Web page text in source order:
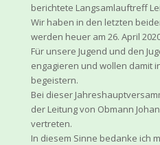
berichtete Langsamlauftreff
Wir haben in den letzten
werden heuer am 26. April
Für unsere Jugend und den
engagieren und wollen damit
begeistern.
Bei dieser
der Leitung von Obmann
vertreten.
In diesem Sinne bedanke ich